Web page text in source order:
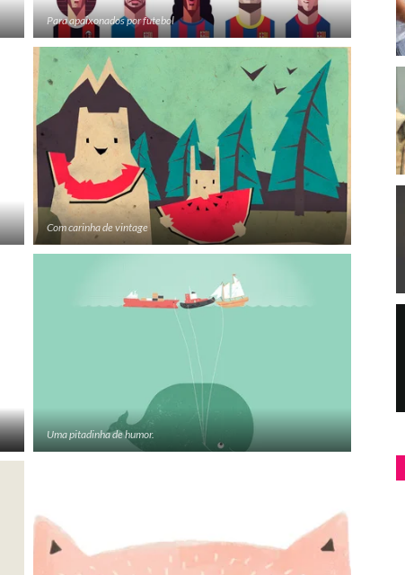
Para apaixonados por futebol
Com carinha de vintage
Uma pitadinha de humor.